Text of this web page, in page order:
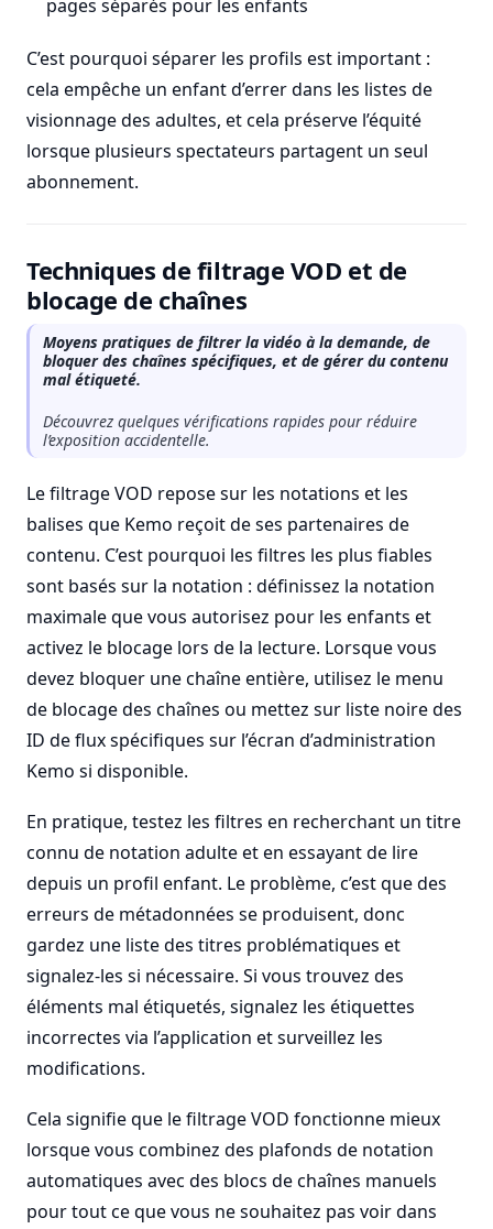
pages séparés pour les enfants
C’est pourquoi séparer les profils est important :
cela empêche un enfant d’errer dans les listes de
visionnage des adultes, et cela préserve l’équité
lorsque plusieurs spectateurs partagent un seul
abonnement.
Techniques de filtrage VOD et de
blocage de chaînes
Moyens pratiques de filtrer la vidéo à la demande, de
bloquer des chaînes spécifiques, et de gérer du contenu
mal étiqueté.
Découvrez quelques vérifications rapides pour réduire
l’exposition accidentelle.
Le filtrage VOD repose sur les notations et les
balises que Kemo reçoit de ses partenaires de
contenu. C’est pourquoi les filtres les plus fiables
sont basés sur la notation : définissez la notation
maximale que vous autorisez pour les enfants et
activez le blocage lors de la lecture. Lorsque vous
devez bloquer une chaîne entière, utilisez le menu
de blocage des chaînes ou mettez sur liste noire des
ID de flux spécifiques sur l’écran d’administration
Kemo si disponible.
En pratique, testez les filtres en recherchant un titre
connu de notation adulte et en essayant de lire
depuis un profil enfant. Le problème, c’est que des
erreurs de métadonnées se produisent, donc
gardez une liste des titres problématiques et
signalez-les si nécessaire. Si vous trouvez des
éléments mal étiquetés, signalez les étiquettes
incorrectes via l’application et surveillez les
modifications.
Cela signifie que le filtrage VOD fonctionne mieux
lorsque vous combinez des plafonds de notation
automatiques avec des blocs de chaînes manuels
pour tout ce que vous ne souhaitez pas voir dans